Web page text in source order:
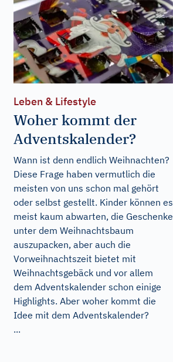
Leben & Lifestyle
Woher kommt der
Adventskalender?
Wann ist denn endlich Weihnachten?
Diese Frage haben vermutlich die
meisten von uns schon mal gehört
oder selbst gestellt. Kinder können es
meist kaum abwarten, die Geschenke
unter dem Weihnachtsbaum
auszupacken, aber auch die
Vorweihnachtszeit bietet mit
Weihnachtsgebäck und vor allem
dem Adventskalender schon einige
Highlights. Aber woher kommt die
Idee mit dem Adventskalender?
...